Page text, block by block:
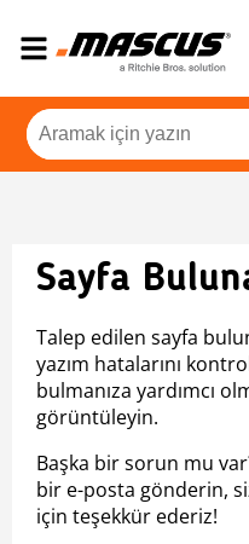
Sayfa
Talep edilen sayfa
yazım hatalarını
bulmanıza yardımcı
görüntüleyin.
Başka bir sorun mu
bir e-posta gönderin,
için teşekkür ederiz!